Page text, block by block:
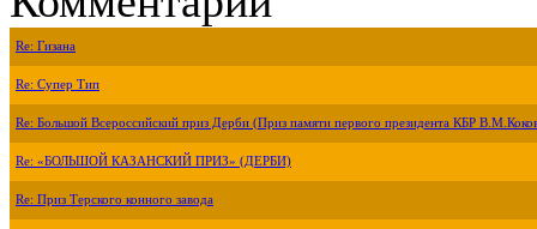
Re: Гизана
Re: Супер Тип
Re: Большой Всероссийский приз Дерби (Приз памяти первого президента КБР
Re: «БОЛЬШОЙ КАЗАНСКИЙ ПРИЗ» (ДЕРБИ)
Re: Приз Терского конного завода